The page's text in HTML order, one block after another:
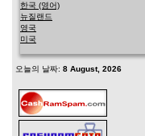
한국 (영어)
뉴질랜드
영국
미국
오늘의 날짜: 8 August, 2026